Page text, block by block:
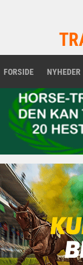
FORSIDE NYHEDER